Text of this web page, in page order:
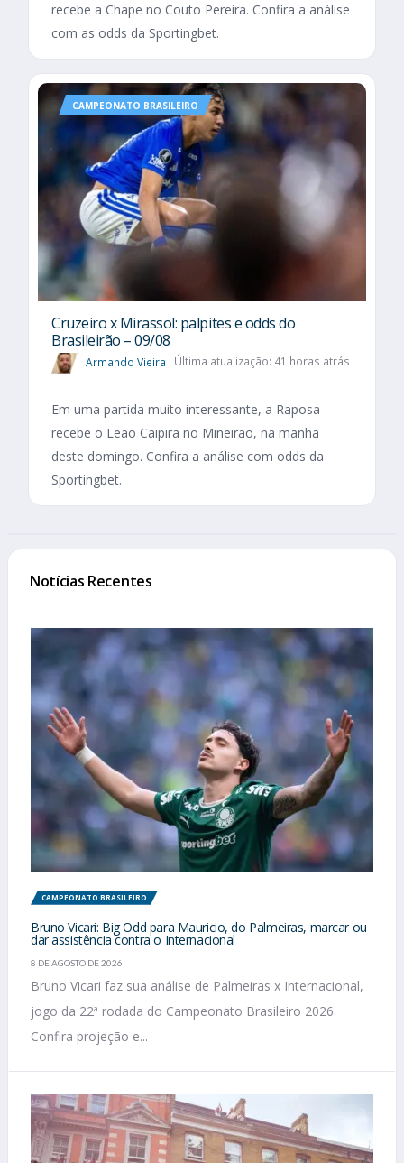
recebe a Chape no Couto Pereira. Confira a análise
com as odds da Sportingbet.
CAMPEONATO BRASILEIRO
Cruzeiro x Mirassol: palpites e odds do
Brasileirão – 09/08
Armando Vieira Última atualização: 41 horas atrás
Em uma partida muito interessante, a Raposa
recebe o Leão Caipira no Mineirão, na manhã
deste domingo. Confira a análise com odds da
Sportingbet.
Notícias Recentes
CAMPEONATO BRASILEIRO
Bruno Vicari: Big Odd para Mauricio, do Palmeiras, marcar ou
dar assistência contra o Internacional
8 DE AGOSTO DE 2026
Bruno Vicari faz sua análise de Palmeiras x Internacional,
jogo da 22ª rodada do Campeonato Brasileiro 2026.
Confira projeção e...